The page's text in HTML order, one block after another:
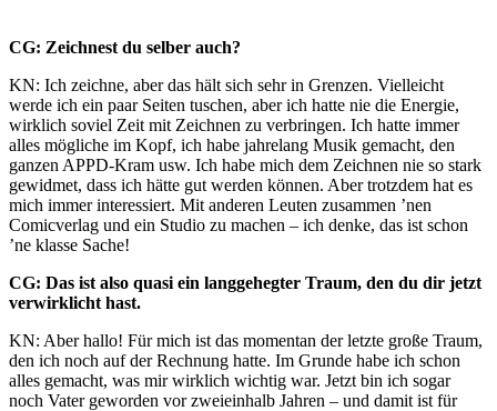
CG: Zeichnest du selber auch?
KN: Ich zeichne, aber das hält sich sehr in Grenzen. Vielleicht
werde ich ein paar Seiten tuschen, aber ich hatte nie die Energie,
wirklich soviel Zeit mit Zeichnen zu verbringen. Ich hatte immer
alles mögliche im Kopf, ich habe jahrelang Musik gemacht, den
ganzen APPD-Kram usw. Ich habe mich dem Zeichnen nie so stark
gewidmet, dass ich hätte gut werden können. Aber trotzdem hat es
mich immer interessiert. Mit anderen Leuten zusammen ’nen
Comicverlag und ein Studio zu machen – ich denke, das ist schon
’ne klasse Sache!
CG: Das ist also quasi ein langgehegter Traum, den du dir jetzt
verwirklicht hast.
KN: Aber hallo! Für mich ist das momentan der letzte große Traum,
den ich noch auf der Rechnung hatte. Im Grunde habe ich schon
alles gemacht, was mir wirklich wichtig war. Jetzt bin ich sogar
noch Vater geworden vor zweieinhalb Jahren – und damit ist für